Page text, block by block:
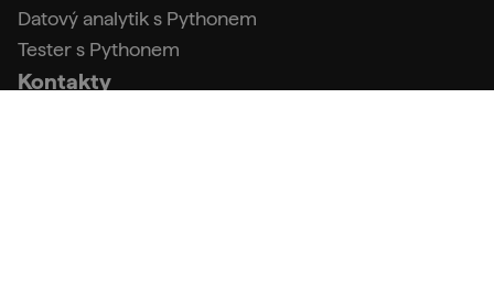
Datový analytik s Pythonem
Tester s Pythonem
Kontakty